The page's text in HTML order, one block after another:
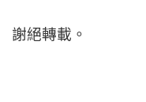
謝絕轉載。